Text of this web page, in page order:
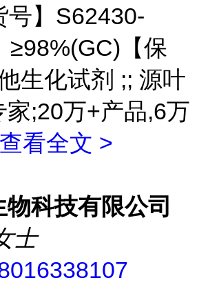
号】S62430-
≥98%(GC)【保
生化试剂 ;; 源叶
;20万+产品,6万
查看全文 >
科技有限公司
士